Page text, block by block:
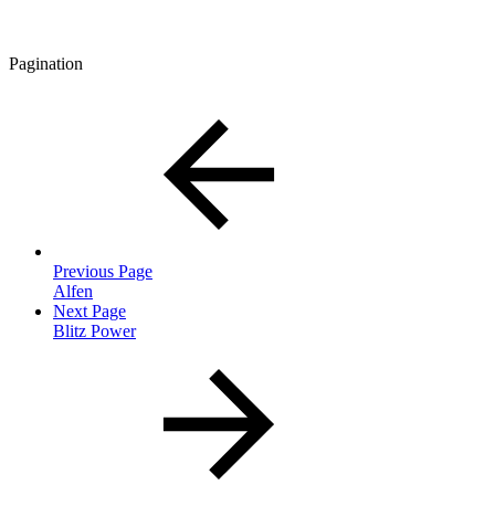
Pagination
Previous Page
Alfen
Next Page
Blitz Power